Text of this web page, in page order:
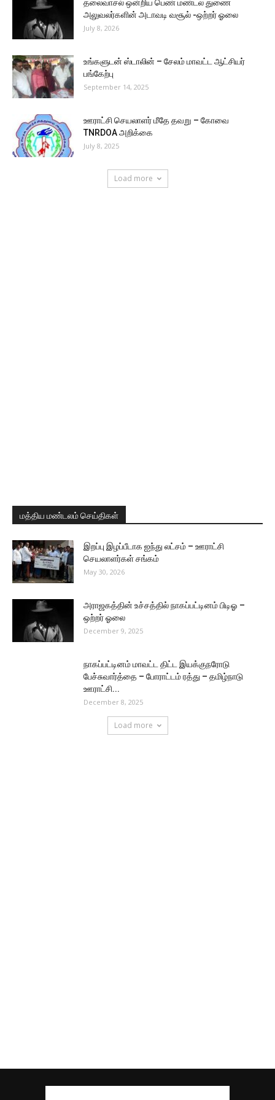
தலைவாசல் ஒன்றிய பெண் மண்டல துணை
அலுவலர்களின் அடாவடி வசூல் -ஒற்றர் ஓலை
July 8, 2026
உங்களுடன் ஸ்டாலின் – சேலம் மாவட்ட ஆட்சியர்
பங்கேற்பு
September 14, 2025
ஊராட்சி செயலாளர் மீதே தவறு – கோவை
TNRDOA அறிக்கை
July 8, 2025
Load more
மத்திய மண்டலம் செய்திகள்
இறப்பு இழப்பீடாக ஐந்து லட்சம் – ஊராட்சி
செயலாளர்கள் சங்கம்
May 30, 2026
அராஜகத்தின் உச்சத்தில் நாகப்பட்டினம் பிடிஓ –
ஒற்றர் ஓலை
December 9, 2025
நாகப்பட்டினம் மாவட்ட திட்ட இயக்குநரோடு
பேச்சுவார்த்தை – போராட்டம் ரத்து – தமிழ்நாடு
ஊராட்சி...
December 8, 2025
Load more